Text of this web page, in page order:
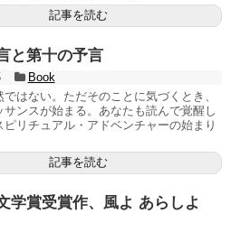
記事を読む
と第十の予言
Book
はない。ただそのことに気づくとき、
サンスが始まる。あなたも読んで覚醒し
ピリチュアル・アドベンチャーの始まり
記事を読む
学賞受賞作、風よ あらしよ